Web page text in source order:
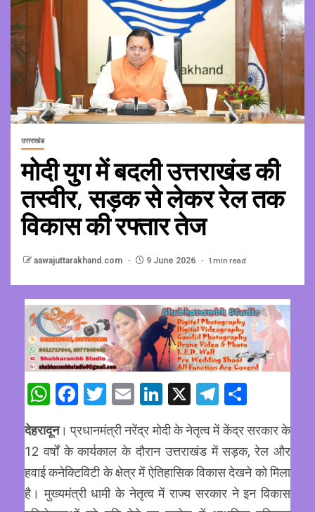
उत्तराखंड
मोदी युग में बदली उत्तराखंड की
तस्वीर, सड़क से लेकर रेल तक
विकास की रफ्तार तेज
aawajuttarakhand.com 9 June 2026 1 min read
WhatsApp
Facebook
Twitter
EmailLinkedIn
X Telegram
देहरादून। प्रधानमंत्री नरेंद्र मोदी के नेतृत्व में केंद्र सरकार के
12 वर्षों के कार्यकाल के दौरान उत्तराखंड में सड़क, रेल और
हवाई कनेक्टिविटी के क्षेत्र में ऐतिहासिक विकास देखने को मिला
है। मुख्यमंत्री धामी के नेतृत्व में राज्य सरकार ने इन विकास